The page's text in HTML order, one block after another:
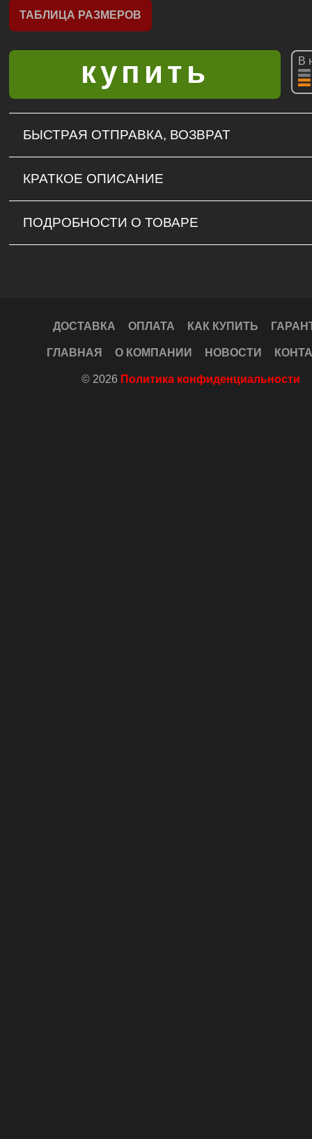
ТАБЛИЦА РАЗМЕРОВ
В
БЫСТРАЯ ОТПРАВКА, ВОЗВРАТ
КРАТКОЕ ОПИСАНИЕ
ПОДРОБНОСТИ О ТОВАРЕ
ДОСТАВКА ОПЛАТА КАК КУПИТЬ
ГЛАВНАЯ О КОМПАНИИ НОВОСТИ
© 2026 Политика конфиденциальности